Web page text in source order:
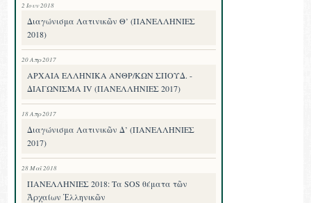
2 Ιουν 2018
Διαγώνισμα Λατινικῶν Θ’ (ΠΑΝΕΛΛΗΝΙΕΣ
2018)
20 Απρ 2017
ΑΡΧΑΙΑ ΕΛΛΗΝΙΚΑ ΑΝΘΡ/ΚΩΝ ΣΠΟΥΔ. -
ΔΙΑΓΩΝΙΣΜΑ IV (ΠΑΝΕΛΛΗΝΙΕΣ 2017)
18 Απρ 2017
Διαγώνισμα Λατινικῶν Δ’ (ΠΑΝΕΛΛΗΝΙΕΣ
2017)
28 Μαΐ 2018
ΠΑΝΕΛΛΗΝΙΕΣ 2018: Τα SOS θέματα τῶν
Ἀρχαίων Ἑλληνικῶν